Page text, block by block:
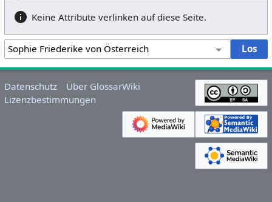
Keine Attribute verlinken auf diese Seite.
Datenschutz
Über GlossarWiki
Lizenzbestimmungen